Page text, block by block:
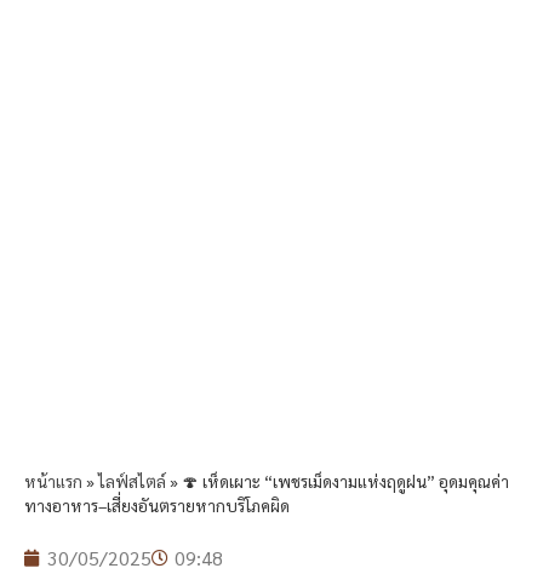
หน้าแรก »ไลฟ์สไตล์» 🍄 เห็ดเผาะ “เพชรเม็ดงามแห่งฤดูฝน” อุดมคุณค่า
ทางอาหาร–เสี่ยงอันตรายหากบริโภคผิด
30/05/2025 09:48